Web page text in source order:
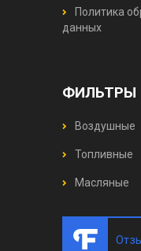
Политика
данных
ФИЛЬТРЫ
Воздушные
Топливные
Масляные